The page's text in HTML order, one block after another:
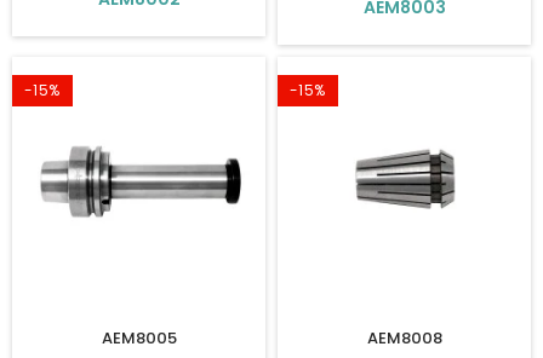
AEM8003
-15%
AEM8005
-15%
AEM8008